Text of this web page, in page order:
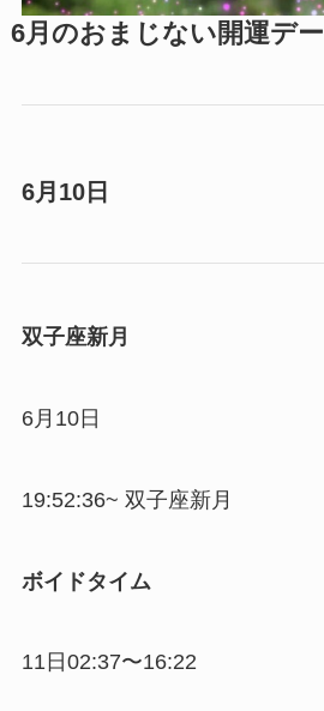
6月のおまじない開運デー
6月10日
双子座新月
6月10日
19:52:36~ 双子座新月
ボイドタイム
11日02:37〜16:22